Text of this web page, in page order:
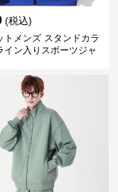
(税込)
トメンズ スタンドカラ
イン入りスポーツジャ